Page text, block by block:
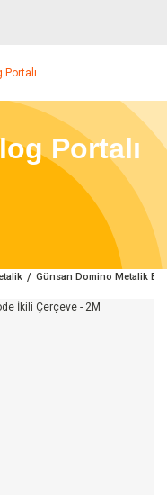
Portalı
Günsan Domino Metalik